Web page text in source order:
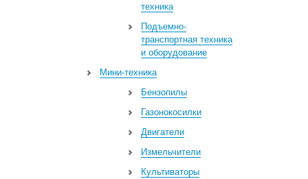
техника
Подъемно-
транспортная техника
и оборудование
Мини-техника
Бензопилы
Газонокосилки
Двигатели
Измельчители
Культиваторы